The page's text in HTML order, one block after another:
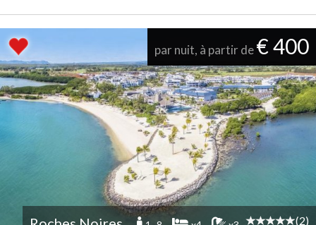
par nuit, à partir de€ 400
(2)